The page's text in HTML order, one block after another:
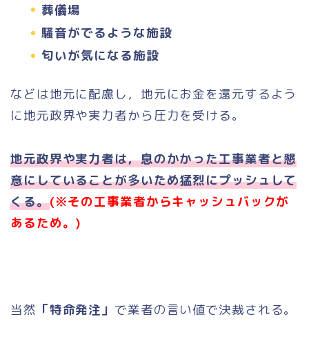
葬儀場
騒音がでるような施設
匂いが気になる施設
などは地元に配慮し，地元にお金を還元するよう
に地元政界や実力者から圧力を受ける。
地元政界や実力者は，息のかかった工事業者と懇
意にしていることが多いため猛烈にプッシュして
くる。(※その工事業者からキャッシュバックが
あるため。)
当然 「特命発注」 で業者の言い値で決裁される。